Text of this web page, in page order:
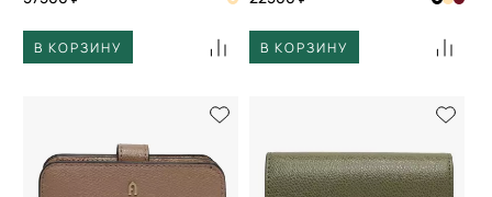
В КОРЗИНУ В КОРЗИНУ